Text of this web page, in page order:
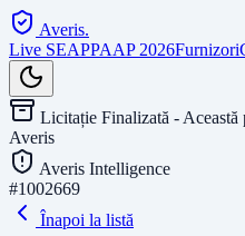
Averis.
Live SEAPPAAP 2026Furnizori
Licitație Finalizată -
Averis
Averis Intelligence
#1002669
Înapoi la listă